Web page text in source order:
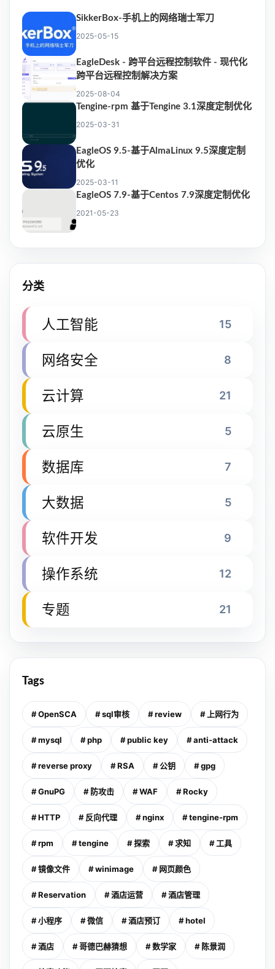
SikkerBox-手机上的网络瑞士军刀
2025-05-15
EagleDesk - 跨平台远程控制软件 - 现代化
跨平台远程控制解决方案
2025-08-04
Tengine-rpm 基于Tengine 3.1深度定制优化
2025-03-31
EagleOS 9.5-基于AlmaLinux 9.5深度定制
优化
2025-03-11
EagleOS 7.9-基于Centos 7.9深度定制优化
2021-05-23
分类
人工智能 15
网络安全 8
云计算 21
云原生 5
数据库 7
大数据 5
软件开发 9
操作系统 12
专题 21
Tags
# OpenSCA # sql审核 # review # 上网行为
# mysql # php # public key # anti-attack
# reverse proxy # RSA # 公钥 # gpg
# GnuPG # 防攻击 # WAF # Rocky
# HTTP # 反向代理 # nginx # tengine-rpm
# rpm # tengine # 探索 # 求知 # 工具
# 镜像文件 # winimage # 网页颜色
# Reservation # 酒店运营 # 酒店管理
# 小程序 # 微信 # 酒店预订 # hotel
# 酒店 # 哥德巴赫猜想 # 数学家 # 陈景润